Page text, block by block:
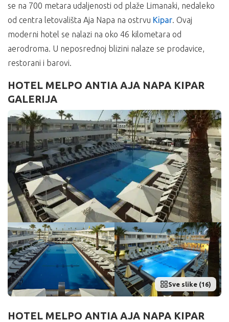
se na 700 metara udaljenosti od plaže Limanaki, nedaleko
od centra letovališta Aja Napa na ostrvu Kipar. Ovaj
moderni hotel se nalazi na oko 46 kilometara od
aerodroma. U neposrednoj blizini nalaze se prodavice,
restorani i barovi.
HOTEL MELPO ANTIA AJA NAPA KIPAR
GALERIJA
Sve slike (16)
HOTEL MELPO ANTIA AJA NAPA KIPAR